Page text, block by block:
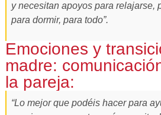
y necesitan apoyos para relajarse,
para dormir, para todo”.
Emociones y
madre:
la pareja:
“Lo mejor que podéis hacer para